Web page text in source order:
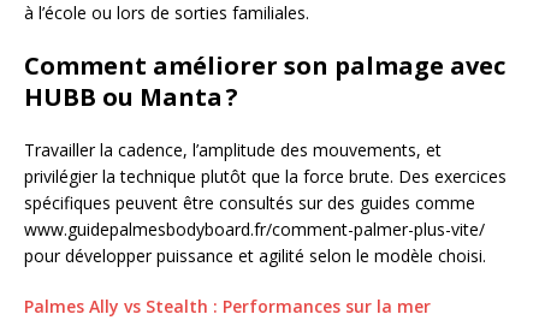
à l’école ou lors de sorties familiales.
Comment améliorer son palmage avec
HUBB ou Manta ?
Travailler la cadence, l’amplitude des mouvements, et
privilégier la technique plutôt que la force brute. Des exercices
spécifiques peuvent être consultés sur des guides comme
www.guidepalmesbodyboard.fr/comment-palmer-plus-vite/
pour développer puissance et agilité selon le modèle choisi.
Palmes Ally vs Stealth : Performances sur la mer